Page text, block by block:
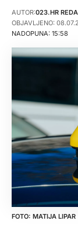
NADOPUNA: 15:58
AUTOR:023.HR
OBJAVLJENO:
MATIJA LIPAR